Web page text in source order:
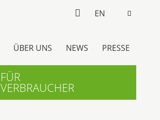
EN
ÜBER UNS NEWS PRESSE
FÜR
VERBRAUCHER